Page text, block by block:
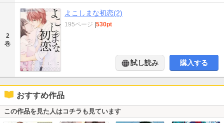
2
巻
よこしまな初恋(2)
195ページ |530pt
試し読み 購入する
おすすめ作品
この作品を見た人はコチラも見ています